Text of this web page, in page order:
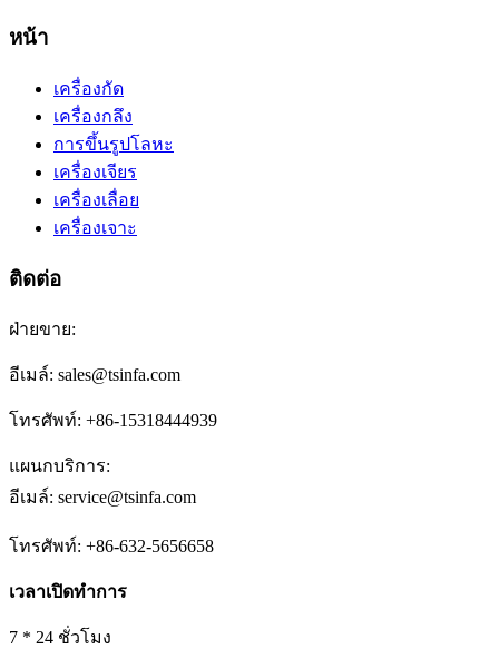
หน้า
เครื่องกัด
เครื่องกลึง
การขึ้นรูปโลหะ
เครื่องเจียร
เครื่องเลื่อย
เครื่องเจาะ
ติดต่อ
ฝ่ายขาย:
อีเมล์: sales@tsinfa.com
โทรศัพท์: +86-15318444939
แผนกบริการ:
อีเมล์: service@tsinfa.com
โทรศัพท์: +86-632-5656658
เวลาเปิดทำการ
7 * 24 ชั่วโมง